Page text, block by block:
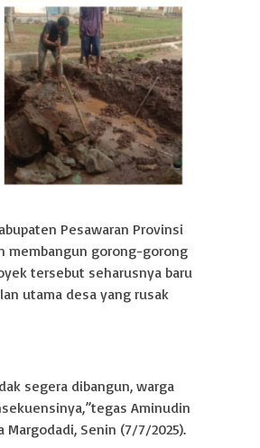
Pesawaran Provinsi
membangun gorong-gorong
tersebut seharusnya baru
utama desa yang rusak
segera dibangun, warga
Aminudin
Senin (7/7/2025).